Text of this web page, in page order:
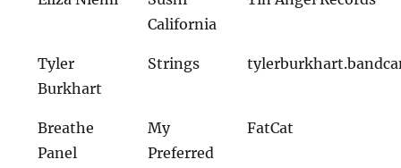
California
Tyler
Burkhart
Strings
Breathe
Panel
My
Preferred
FatCat